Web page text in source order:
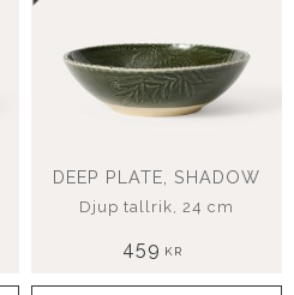
DEEP PLATE, SHADOW
Djup tallrik, 24 cm
459 KR